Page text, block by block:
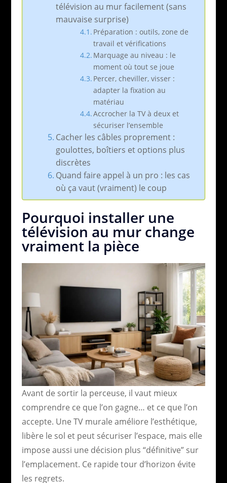
télévision au mur facilement (sans
mauvaise surprise)
Préparation : outils, zone de
travail et vérifications
Marquage au niveau : le
moment où tout se joue
Percer, cheviller, visser :
adapter la fixation au
matériau
Accrocher la TV à deux et
sécuriser l’ensemble
Cacher les câbles proprement :
goulottes, boîtiers et options plus
discrètes
Quand faire appel à un pro : les cas
où ça vaut (vraiment) le coup
Pourquoi installer une
télévision au mur change
vraiment la pièce
Avant de sortir la perceuse, il vaut mieux
comprendre ce que l’on gagne… et ce que l’on
accepte. Une TV murale améliore l’esthétique,
libère le sol et peut sécuriser l’espace, mais elle
impose aussi une décision plus “définitive” sur
l’emplacement. Ce rapide tour d’horizon évite
les regrets.